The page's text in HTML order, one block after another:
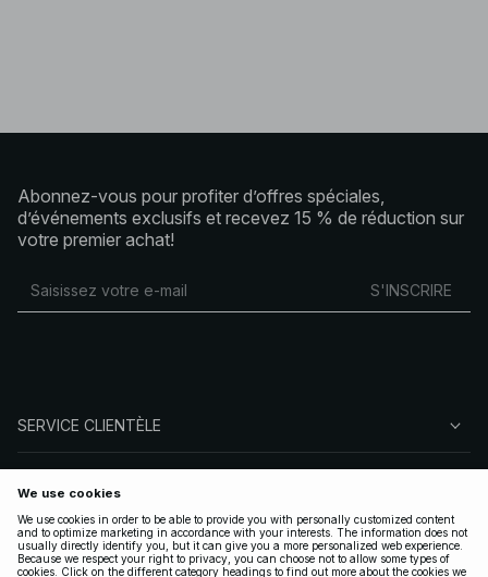
Abonnez-vous pour profiter d’offres spéciales,
d’événements exclusifs et recevez 15 % de réduction sur
votre premier achat!
S'INSCRIRE
SERVICE CLIENTÈLE
SUIVEZ-NOUS